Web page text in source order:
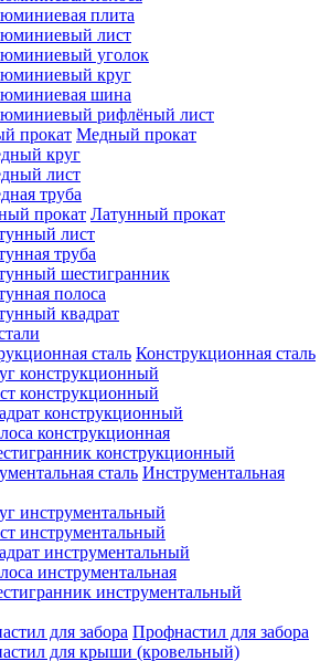
плита
лист
уголок
круг
шина
рифлёный лист
Медный прокат
круг
лист
труба
Латунный прокат
лист
труба
шестигранник
полоса
квадрат
Конструкционная сталь
конструкционный
конструкционный
конструкционный
конструкционная
конструкционный
Инструментальная
инструментальный
инструментальный
инструментальный
инструментальная
инструментальный
Профнастил для забора